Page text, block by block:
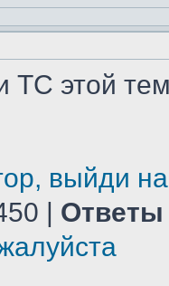
ТС этой
выйди
| Ответы